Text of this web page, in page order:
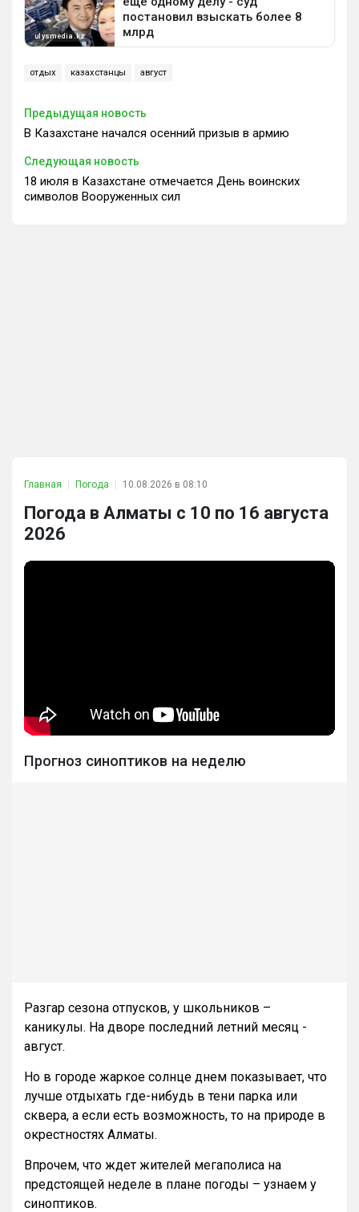
отдых казахстанцы август
Предыдущая новость
В Казахстане начался осенний призыв в армию
Следующая новость
18 июля в Казахстане отмечается День воинских
символов Вооруженных сил
Главная Погода 10.08.2026 в 08:10
Погода в Алматы с 10 по 16 августа
2026
Прогноз синоптиков на неделю
Разгар сезона отпусков, у школьников –
каникулы. На дворе последний летний месяц -
август.
Но в городе жаркое солнце днем показывает, что
лучше отдыхать где-нибудь в тени парка или
сквера, а если есть возможность, то на природе в
окрестностях Алматы.
Впрочем, что ждет жителей мегаполиса на
предстоящей неделе в плане погоды – узнаем у
синоптиков.